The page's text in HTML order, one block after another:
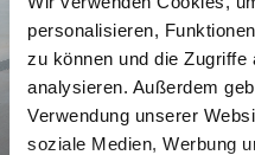
personalisieren,
zu können und die
analysieren. Außerdem
Verwendung unserer
soziale Medien, Werbung